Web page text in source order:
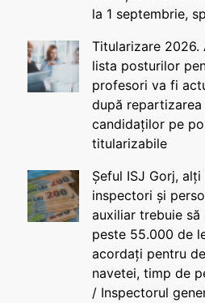
la 1 septembrie,
Titularizare 2026.
lista posturilor
profesori va fi
după repartizarea
candidaților pe
titularizabile
Șeful ISJ Gorj, alți
inspectori și
auxiliar trebuie să
peste 55.000 de
acordați pentru
navetei, timp de
/ Inspectorul